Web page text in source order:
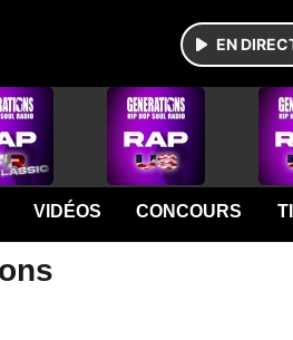
EN
VIDÉOS CONCOURS